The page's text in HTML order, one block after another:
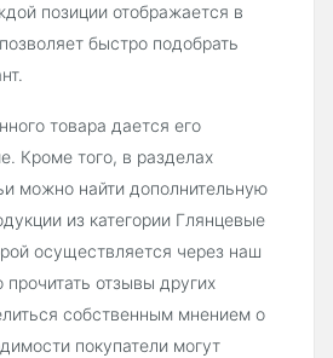
позиции отображается в
быстро подобрать
товара дается его
Кроме того, в разделах
можно найти дополнительную
из категории Глянцевые
осуществляется через наш
отзывы других
собственным мнением о
покупатели могут